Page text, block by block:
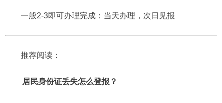
一般2-3即可办理完成：当天办理，次日见报
推荐阅读：
居民身份证丢失怎么登报？